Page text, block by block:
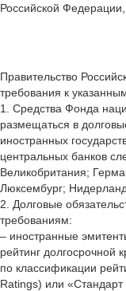
Российской Федерации,
Правительство
требования к
1. Средства Фонда
размещаться в
иностранных
центральных банков
Великобритания;
Люксембург;
2. Долговые
требованиям:
– иностранные
рейтинг долгосрочной
по классификации
Ratings) или